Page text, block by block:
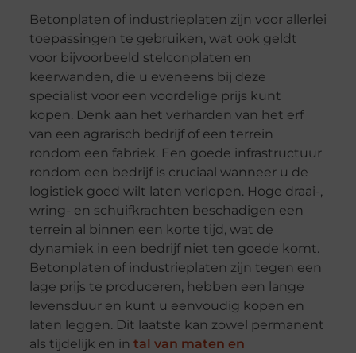
Betonplaten of industrieplaten zijn voor allerlei
toepassingen te gebruiken, wat ook geldt
voor bijvoorbeeld stelconplaten en
keerwanden, die u eveneens bij deze
specialist voor een voordelige prijs kunt
kopen. Denk aan het verharden van het erf
van een agrarisch bedrijf of een terrein
rondom een fabriek. Een goede infrastructuur
rondom een bedrijf is cruciaal wanneer u de
logistiek goed wilt laten verlopen. Hoge draai-,
wring- en schuifkrachten beschadigen een
terrein al binnen een korte tijd, wat de
dynamiek in een bedrijf niet ten goede komt.
Betonplaten of industrieplaten zijn tegen een
lage prijs te produceren, hebben een lange
levensduur en kunt u eenvoudig kopen en
laten leggen. Dit laatste kan zowel permanent
als tijdelijk en in tal van maten en